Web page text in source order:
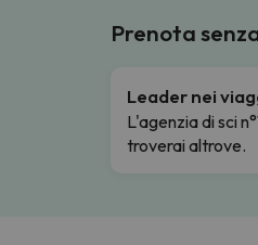
Prenota
Leader nei
L'agenzia di sci
troverai altrove.